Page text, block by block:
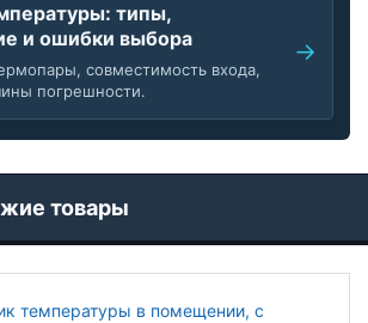
типы,
и ошибки выбора
совместимость входа,
погрешности.
товары